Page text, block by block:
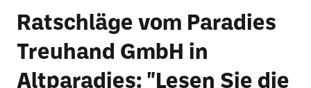
Ratschläge vom Paradies
Treuhand GmbH in
Altparadies: "Lesen Sie die